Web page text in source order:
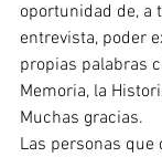
oportunidad de, a
entrevista, poder
propias palabras
Memoria, la
Muchas gracias.
Las personas que